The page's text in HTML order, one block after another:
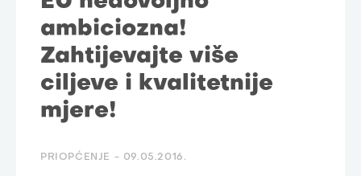
ambiciozna!
Zahtijevajte više
ciljeve i kvalitetnije
mjere!
PRIOPĆENJE - 09.05.2016.